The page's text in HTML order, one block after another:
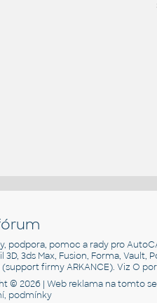
podpora, pomoc a rady pro
3D, 3ds Max, Fusion, Forma, Vault,
(support firmy ARKANCE). VizO
© 2026 |Web reklama na tomto
podmínky